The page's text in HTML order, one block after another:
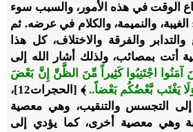
الوقت في هذه الأمور، والسبب سوء
والنميمة، والكلام في عرضه. ثم
والفرقة والاختلاف، كل هذا
أتت بمصائب، ولذلك أشار الله إلى
آمَنُوا اجْتَنِبُوا كَثِيراً مِّنَ الظَّنِّ إِنَّ بَعْضَ
يَغْتَب بَّعْضُكُم بَعْضاً..
﴾ [الحجرات12]،
التجسس والتنقيب، وهي معصية
وهي معصية أخرى، كما يؤدي إلى